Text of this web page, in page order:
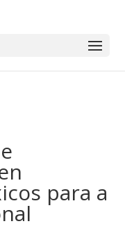
para a